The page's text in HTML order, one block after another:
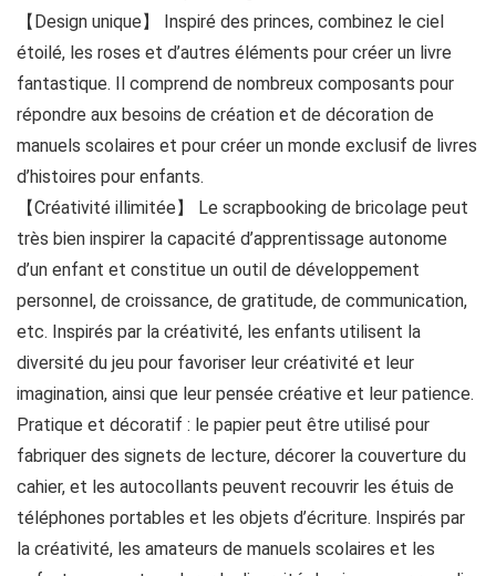
【Design unique】 Inspiré des princes, combinez le ciel
étoilé, les roses et d’autres éléments pour créer un livre
fantastique. Il comprend de nombreux composants pour
répondre aux besoins de création et de décoration de
manuels scolaires et pour créer un monde exclusif de livres
d’histoires pour enfants.
【Créativité illimitée】 Le scrapbooking de bricolage peut
très bien inspirer la capacité d’apprentissage autonome
d’un enfant et constitue un outil de développement
personnel, de croissance, de gratitude, de communication,
etc. Inspirés par la créativité, les enfants utilisent la
diversité du jeu pour favoriser leur créativité et leur
imagination, ainsi que leur pensée créative et leur patience.
Pratique et décoratif : le papier peut être utilisé pour
fabriquer des signets de lecture, décorer la couverture du
cahier, et les autocollants peuvent recouvrir les étuis de
téléphones portables et les objets d’écriture. Inspirés par
la créativité, les amateurs de manuels scolaires et les